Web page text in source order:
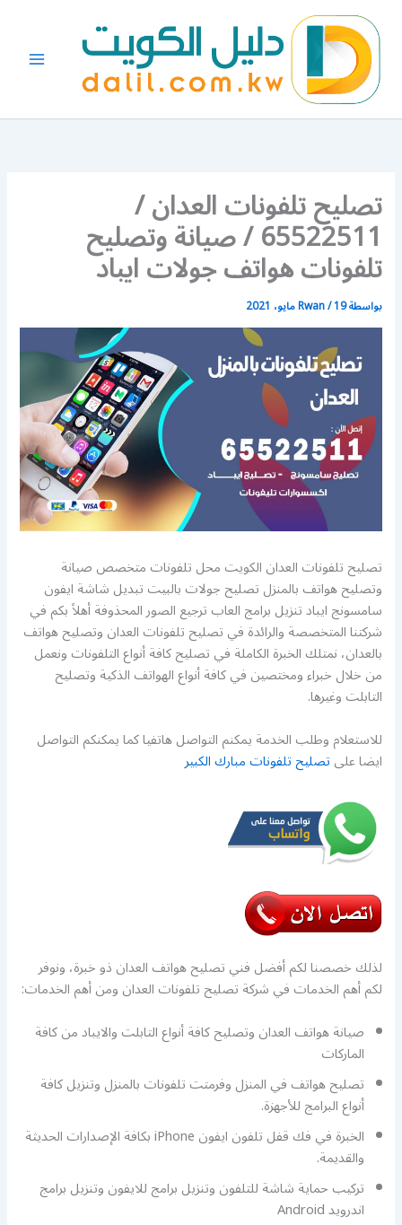
المحتوى
تصليح تلفونات العدان /
65522511 / صيانة وتصليح
تلفونات هواتف جولات ايباد
بواسطة Rwan/19 مايو، 2021
تصليح تلفونات العدان الكويت محل تلفونات متخصص صيانة
وتصليح هواتف بالمنزل تصليح جولات بالبيت تبديل شاشة ايفون
سامسونج ايباد تنزيل برامج العاب ترجيع الصور المحذوفة أهلاً بكم في
شركتنا المتخصصة والرائدة في تصليح تلفونات العدان وتصليح هواتف
بالعدان، نمتلك الخبرة الكاملة في تصليح كافة أنواع التلفونات ونعمل
من خلال خبراء ومختصين في كافة أنواع الهواتف الذكية وتصليح
التابلت وغيرها.
للاستعلام وطلب الخدمة يمكنم التواصل هاتفيا كما يمكنكم التواصل
ايضا علىتصليح تلفونات مبارك الكبير
لذلك خصصنا لكم أفضل فني تصليح هواتف العدان ذو خبرة، ونوفر
لكم أهم الخدمات في شركة تصليح تلفونات العدان ومن أهم الخدمات:
صيانة هواتف العدان وتصليح كافة أنواع التابلت والايباد من كافة
الماركات
تصليح هواتف في المنزل وفرمتت تلفونات بالمنزل وتنزيل كافة
أنواع البرامج للأجهزة.
الخبرة في فك قفل تلفون ايفون iPhone بكافة الإصدارات الحديثة
والقديمة.
تركيب حماية شاشة للتلفون وتنزيل برامج للايفون وتنزيل برامج
اندرويد Android